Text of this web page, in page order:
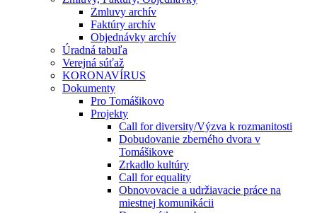
Zmluvy archív
Faktúry archív
Objednávky archív
Úradná tabuľa
Verejná súťaž
KORONAVÍRUS
Dokumenty
Pro Tomášikovo
Projekty
Call for diversity/Výzva k rozmanitosti
Dobudovanie zberného dvora v
Tomášikove
Zrkadlo kultúry
Call for equality
Obnovovacie a udržiavacie práce na
miestnej komunikácii